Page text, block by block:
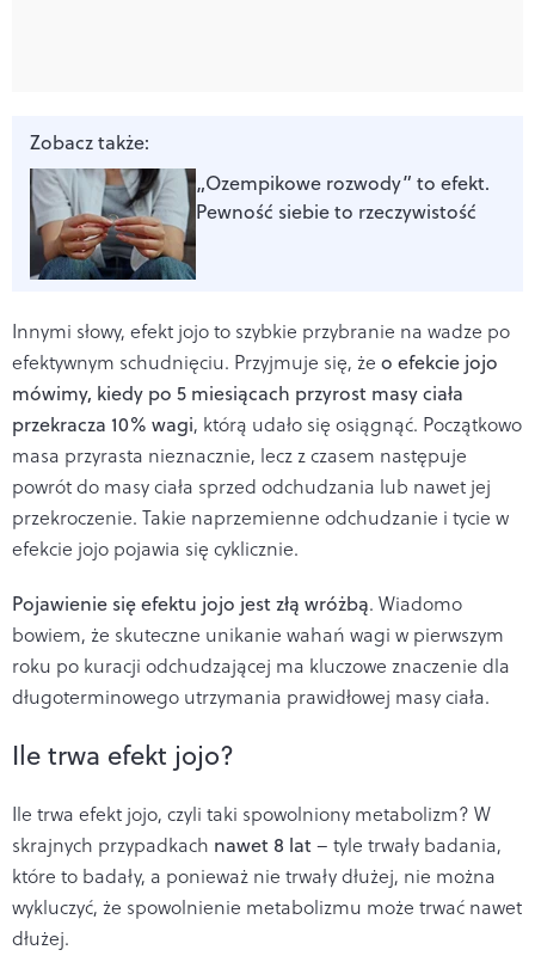
Zobacz także:
„Ozempikowe rozwody” to efekt.
Pewność siebie to rzeczywistość
Innymi słowy, efekt jojo to szybkie przybranie na wadze po
efektywnym schudnięciu. Przyjmuje się, że o efekcie jojo
mówimy, kiedy po 5 miesiącach przyrost masy ciała
przekracza 10% wagi, którą udało się osiągnąć. Początkowo
masa przyrasta nieznacznie, lecz z czasem następuje
powrót do masy ciała sprzed odchudzania lub nawet jej
przekroczenie. Takie naprzemienne odchudzanie i tycie w
efekcie jojo pojawia się cyklicznie.
Pojawienie się efektu jojo jest złą wróżbą. Wiadomo
bowiem, że skuteczne unikanie wahań wagi w pierwszym
roku po kuracji odchudzającej ma kluczowe znaczenie dla
długoterminowego utrzymania prawidłowej masy ciała.
Ile trwa efekt jojo?
Ile trwa efekt jojo, czyli taki spowolniony metabolizm? W
skrajnych przypadkach nawet 8 lat– tyle trwały badania,
które to badały, a ponieważ nie trwały dłużej, nie można
wykluczyć, że spowolnienie metabolizmu może trwać nawet
dłużej.